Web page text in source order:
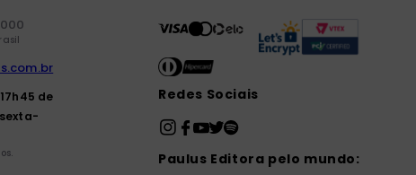
de
Redes Sociais
Paulus Editora pelo mundo: